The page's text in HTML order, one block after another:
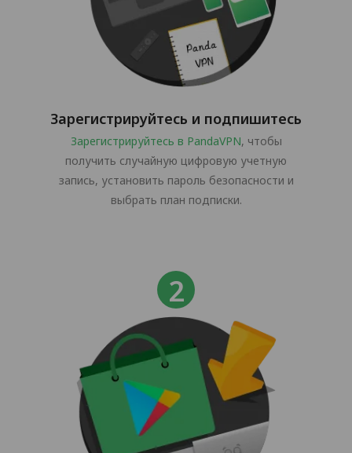
Зарегистрируйтесь и подпишитесь
Зарегистрируйтесь в PandaVPN, чтобы
получить случайную цифровую учетную
запись, установить пароль безопасности и
выбрать план подписки.